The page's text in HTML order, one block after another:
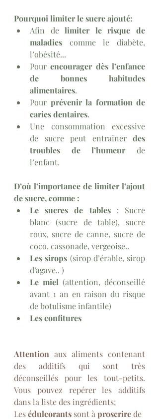
Pourquoi limiter le sucre ajouté:
Afin de limiter le risque de
maladies comme le diabète,
l’obésité...
Pour encourager dès l’enfance
de bonnes habitudes
alimentaires.
Pour prévenir la formation de
caries dentaires.
Une consommation excessive
de sucre peut entraîner des
troubles de l’humeur de
l’enfant.
D’où l’importance de limiter l’ajout
de sucre, comme :
Le sucres de tables : Sucre
blanc (sucre de table), sucre
roux, sucre de canne, sucre de
coco, cassonade, vergeoise..
Les sirops (sirop d’érable, sirop
d’agave.. )
Le miel (attention, déconseillé
avant 1 an en raison du risque
de botulisme infantile)
Les confitures
Attention aux aliments contenant
des additifs qui sont très
déconseillés pour les tout-petits.
Vous pouvez repérer les additifs
dans la liste des ingrédients;
Les édulcorants sont à proscrire de